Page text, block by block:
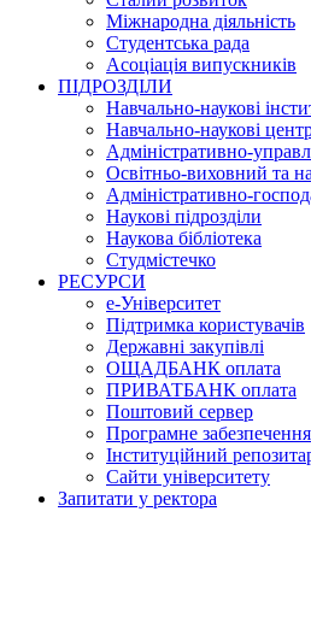
Міжнародна діяльність
Студентська рада
Асоціація випускників
ПІДРОЗДІЛИ
Навчально-наукові
Навчально-наукові
Адміністративно-
Освітньо-виховний та
Адміністративно-
Наукові підрозділи
Наукова бібліотека
Студмістечко
РЕСУРСИ
е-Університет
Підтримка користувачів
Державні закупівлі
ОЩАДБАНК оплата
ПРИВАТБАНК оплата
Поштовий сервер
Програмне забезпечення
Інституційний
Сайти університету
Запитати у ректора